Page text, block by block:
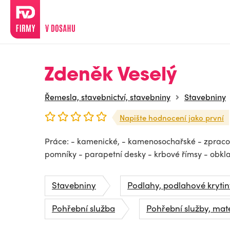
Zdeněk Veselý
Řemesla, stavebnictví, stavebniny Stavebniny
Napište hodnocení jako první
Práce: - kamenické, - kamenosochařské -
pomníky - parapetní desky - krbové římsy -
Stavebniny
Podlahy, podlahové
Pohřební služba
Pohřební služby,